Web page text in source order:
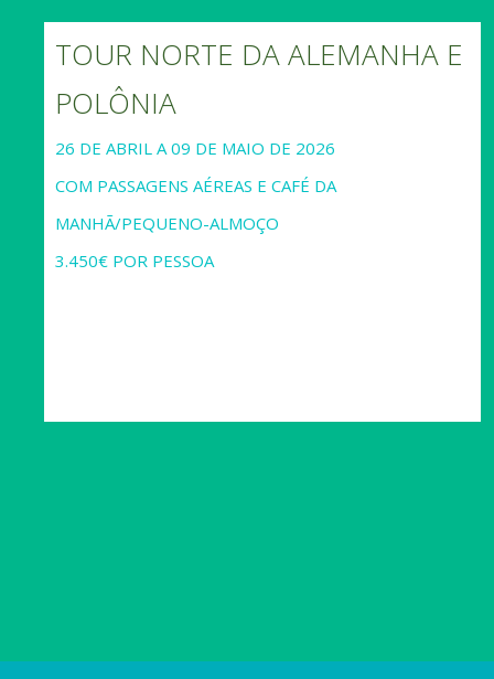
TOUR NORTE DA ALEMANHA E
POLÔNIA
26 DE ABRIL A 09 DE MAIO DE 2026
COM PASSAGENS AÉREAS E CAFÉ DA
MANHÃ/PEQUENO-ALMOÇO
3.450€ POR PESSOA